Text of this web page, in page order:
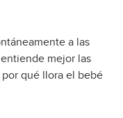
a las
mejor las
qué llora el bebé